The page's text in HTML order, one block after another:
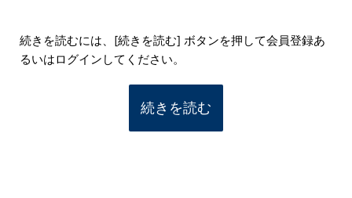
続きを読むには、[続きを読む] ボタンを押して会員登録あ
るいはログインしてください。
続きを読む